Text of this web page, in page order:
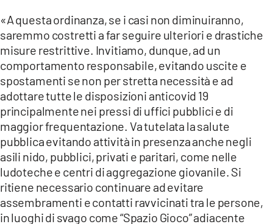
«A questa ordinanza, se i casi non diminuiranno,
saremmo costretti a far seguire ulteriori e drastiche
misure restrittive. Invitiamo, dunque, ad un
comportamento responsabile, evitando uscite e
spostamenti se non per stretta necessità e ad
adottare tutte le disposizioni anticovid 19
principalmente nei pressi di uffici pubblici e di
maggior frequentazione. Va tutelata la salute
pubblica evitando attività in presenza anche negli
asili nido, pubblici, privati e paritari, come nelle
ludoteche e centri di aggregazione giovanile. Si
ritiene necessario continuare ad evitare
assembramenti e contatti ravvicinati tra le persone,
in luoghi di svago come “Spazio Gioco” adiacente